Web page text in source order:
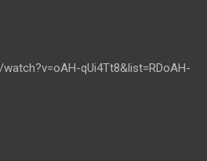
qUi4Tt8&list=RDoAH-